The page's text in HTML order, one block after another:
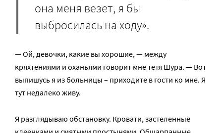
она меня везет, я бы
выбросилась на ходу».
— Ой, девочки, какие вы хорошие, — между
кряхтениями и оханьями говорит мне тетя Шура. — Вот
выпишусь я из больницы – приходите в гости ко мне. Я
тут недалеко живу.
Я разглядываю обстановку. Кровати, застеленные